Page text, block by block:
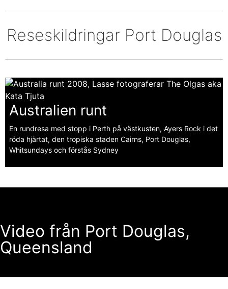
Reseskildringar Port Douglas
Australien runt
En rundresa med stopp i Perth på västkusten, Ayers Rock i det
röda hjärtat, den tropiska staden Cairns, Port Douglas,
Whitsundays och förstås Sydney
Video från Port Douglas,
Queensland